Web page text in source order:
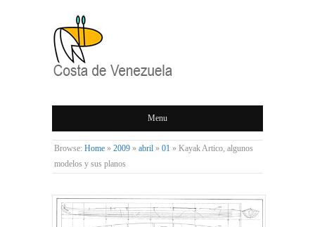
COSTA DE
VENEZUELA
Menu
Browse: Home » 2009 » abril » 01 » Kayak Artico, algunos
modelos y sus planos